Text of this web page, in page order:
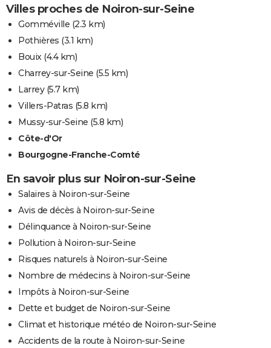
Villes proches de Noiron-sur-Seine
Gomméville (2.3 km)
Pothières (3.1 km)
Bouix(4.4 km)
Charrey-sur-Seine (5.5 km)
Larrey(5.7 km)
Villers-Patras (5.8 km)
Mussy-sur-Seine (5.8 km)
Côte-d'Or
Bourgogne-Franche-Comté
En savoir plus sur Noiron-sur-Seine
Salaires à Noiron-sur-Seine
Avis de décès à Noiron-sur-Seine
Délinquance à Noiron-sur-Seine
Pollution à Noiron-sur-Seine
Risques naturels à Noiron-sur-Seine
Nombre de médecins à Noiron-sur-Seine
Impôts à Noiron-sur-Seine
Dette et budget de Noiron-sur-Seine
Climat et historique météo de Noiron-sur-Seine
Accidents de la route à Noiron-sur-Seine